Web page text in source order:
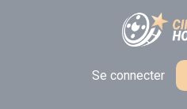
Se connecter
Panneau de gestion des cookies